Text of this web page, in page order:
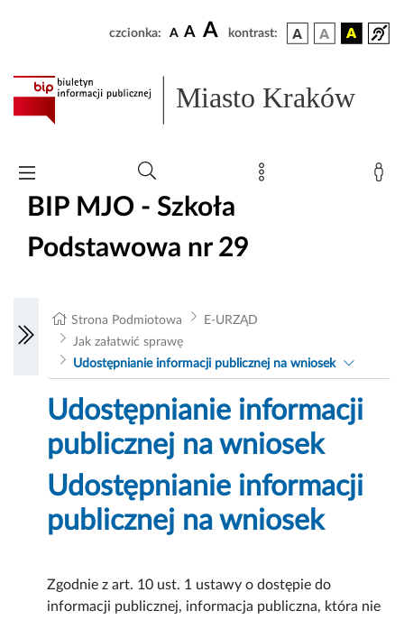
czcionka: A A A kontrast:
Miasto Kraków
BIP MJO - Szkoła
Podstawowa nr 29
Strona Podmiotowa
E-URZĄD
Jak załatwić sprawę
Udostępnianie informacji publicznej na wniosek
Udostępnianie informacji
publicznej na wniosek
Udostępnianie informacji
publicznej na wniosek
Zgodnie z art. 10 ust. 1 ustawy o dostępie do
informacji publicznej, informacja publiczna, która nie